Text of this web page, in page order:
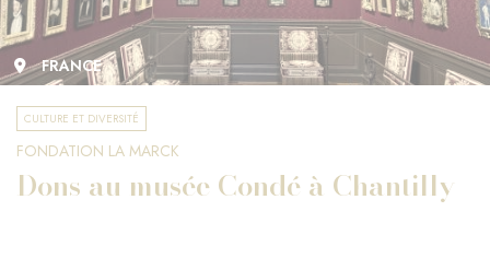
FRANCE
CULTURE ET DIVERSITÉ
FONDATION LA MARCK
Dons au musée Condé à Chantilly